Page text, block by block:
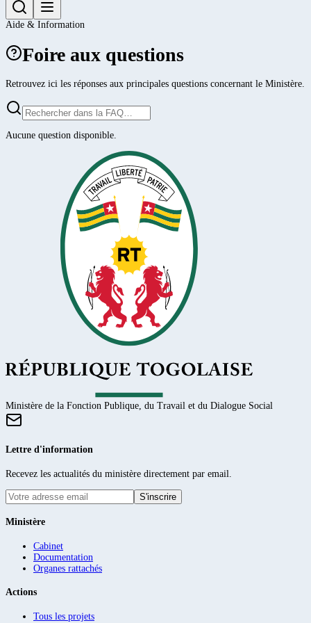
Aide & Information
Foire aux questions
Retrouvez ici les réponses aux principales questions concernant le Ministère.
Aucune question disponible.
Ministère de la Fonction Publique, du Travail et du Dialogue Social
Lettre d'information
Recevez les actualités du ministère directement par email.
S'inscrire
Ministère
Cabinet
Documentation
Organes rattachés
Actions
Tous les projets